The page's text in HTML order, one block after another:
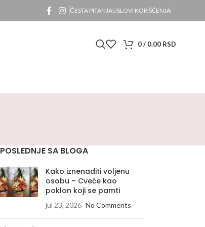
ČESTA PITANJAUSLOVI KORIŠĆENJA
0/ 0.00RSD
POSLEDNJE SA BLOGA
Kako iznenaditi voljenu
osobu – Cveće kao
poklon koji se pamti
jul 23, 2026 No Comments